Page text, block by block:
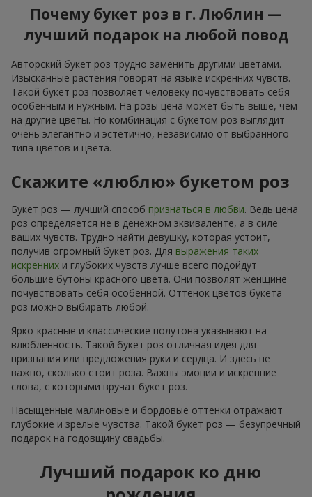
Почему букет роз в г. Люблин —
лучший подарок на любой повод
Авторский букет роз трудно заменить другими цветами.
Изысканные растения говорят на языке искренних чувств.
Такой букет роз позволяет человеку почувствовать себя
особенным и нужным. На розы цена может быть выше, чем
на другие цветы. Но комбинация с букетом роз выглядит
очень элегантно и эстетично, независимо от выбранного
типа цветов и цвета.
Скажите «люблю» букетом роз
Букет роз — лучший способ признаться в любви. Ведь цена
роз определяется не в денежном эквиваленте, а в силе
ваших чувств. Трудно найти девушку, которая устоит,
получив огромный букет роз. Для выражения таких
искренних и глубоких чувств лучше всего подойдут
большие бутоны красного цвета. Они позволят женщине
почувствовать себя особенной. Оттенок цветов букета
роз можно выбирать любой.
Ярко-красные и классические полутона указывают на
влюбленность. Такой букет роз отличная идея для
признания или предложения руки и сердца. И здесь не
важно, сколько стоит роза. Важны эмоции и искренние
слова, с которыми вручат букет роз.
Насыщенные малиновые и бордовые оттенки отражают
глубокие и зрелые чувства. Такой букет роз — безупречный
подарок на годовщину свадьбы.
Лучший подарок ко дню